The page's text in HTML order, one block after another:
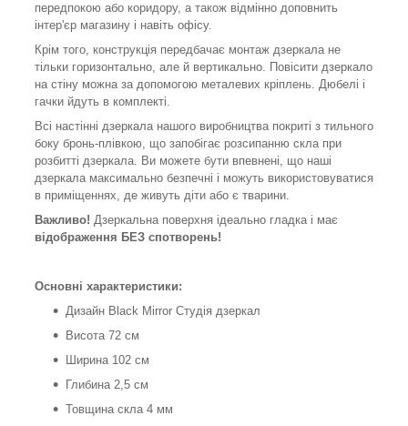
передпокою або коридору, а також відмінно доповнить
інтер'єр магазину і навіть офісу.
Крім того, конструкція передбачає монтаж дзеркала не
тільки горизонтально, але й вертикально. Повісити дзеркало
на стіну можна за допомогою металевих кріплень. Дюбелі і
гачки йдуть в комплекті.
Всі настінні дзеркала нашого виробництва покриті з тильного
боку бронь-плівкою, що запобігає розсипанню скла при
розбитті дзеркала. Ви можете бути впевнені, що наші
дзеркала максимально безпечні і можуть використовуватися
в приміщеннях, де живуть діти або є тварини.
Важливо! Дзеркальна поверхня ідеально гладка і має
відображення БЕЗ спотворень!
Основні характеристики:
Дизайн Black Mirror Студія дзеркал
Висота 72 см
Ширина 102 см
Глибина 2,5 см
Товщина скла 4 мм